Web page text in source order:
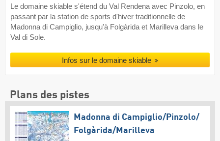
Le domaine skiable s'étend du Val Rendena avec Pinzolo, en
passant par la station de sports d'hiver traditionnelle de
Madonna di Campiglio, jusqu'à Folgàrida et Marilleva dans le
Val di Sole.
Infos sur le domaine skiable
Plans des pistes
Madonna di Campiglio/​Pinzolo/​
Folgàrida/​Marilleva